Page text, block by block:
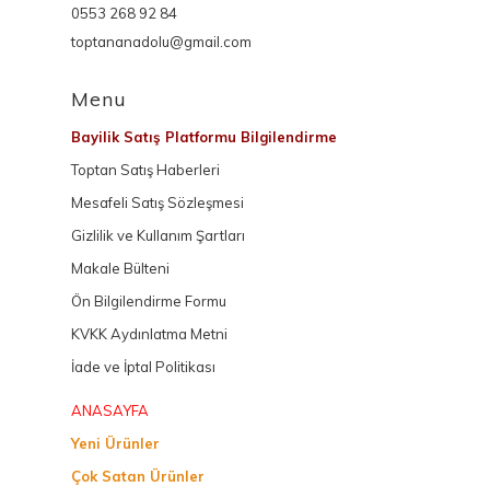
0553 268 92 84
toptananadolu@gmail.com
Menu
Bayilik Satış Platformu Bilgilendirme
Toptan Satış Haberleri
Mesafeli Satış Sözleşmesi
Gizlilik ve Kullanım Şartları
Makale Bülteni
Ön Bilgilendirme Formu
KVKK Aydınlatma Metni
İade ve İptal Politikası
ANASAYFA
Yeni Ürünler
Çok Satan Ürünler